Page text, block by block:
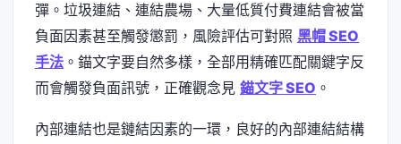
彈。垃圾連結、連結農場、大量低質付費連結會被當
負面因素甚至觸發懲罰，風險評估可對照 黑帽 SEO
手法 。錨文字要自然多樣，全部用精確匹配關鍵字反
而會觸發負面訊號，正確觀念見 錨文字 SEO 。
內部連結也是鏈結因素的一環，良好的內部連結結構